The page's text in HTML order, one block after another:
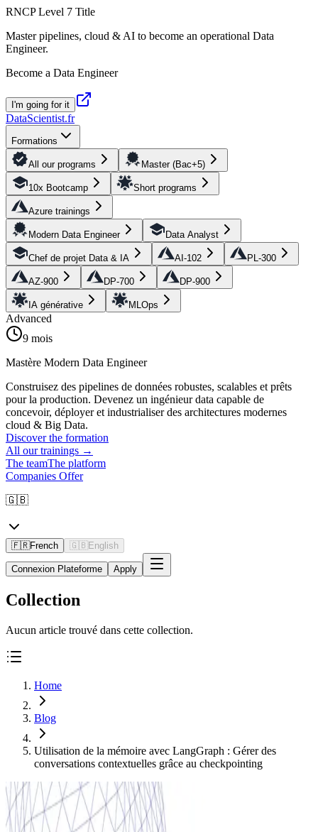
RNCP Level 7 Title
Master pipelines, cloud & AI to become an operational Data
Engineer.
Become a Data Engineer
I'm going for it
DataScientist.fr
Formations
All our programs Master (Bac+5)
10x Bootcamp Short programs
Azure trainings
Modern Data Engineer Data Analyst
Chef de projet Data & IA AI-102 PL-300
AZ-900 DP-700 DP-900
IA générative MLOps
Advanced
9 mois
Mastère Modern Data Engineer
Construisez des pipelines de données robustes, scalables et prêts
pour la production. Devenez un ingénieur data capable de
concevoir, déployer et industrialiser des architectures modernes
cloud & Big Data.
Discover the formation
All our trainings →
The teamThe platform
Companies Offer
🇬🇧
🇫🇷French 🇬🇧 English
Connexion Plateforme Apply
Collection
Aucun article trouvé dans cette collection.
Home
Blog
Utilisation de la mémoire avec LangGraph : Gérer des
conversations contextuelles grâce au checkpointing